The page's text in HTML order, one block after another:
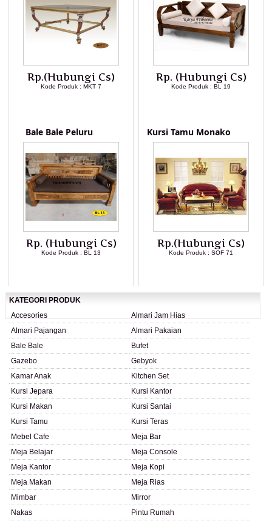
Rp.(Hubungi Cs)
Kode Produk : MKT 7
Rp. (Hubungi Cs)
Kode Produk : BL 19
Bale Bale Peluru
Rp. (Hubungi Cs)
Kode Produk : BL 13
Kursi Tamu Monako
Rp.(Hubungi Cs)
Kode Produk : SOF 71
KATEGORI PRODUK
Accesories
Almari Jam Hias
Almari Pajangan
Almari Pakaian
Bale Bale
Bufet
Gazebo
Gebyok
Kamar Anak
Kitchen Set
Kursi Jepara
Kursi Kantor
Kursi Makan
Kursi Santai
Kursi Tamu
Kursi Teras
Mebel Cafe
Meja Bar
Meja Belajar
Meja Console
Meja Kantor
Meja Kopi
Meja Makan
Meja Rias
Mimbar
Mirror
Nakas
Pintu Rumah